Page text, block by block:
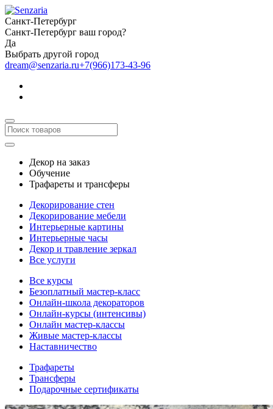
Санкт-Петербург
Санкт-Петербург ваш город?
Да
Выбрать другой город
dream@senzaria.ru+7(966)173-43-96
Декор на заказ
Обучение
Трафареты и трансферы
Декорирование стен
Декорирование мебели
Интерьерные картины
Интерьерные часы
Декор и травление зеркал
Все услуги
Все курсы
Безоплатный мастер-класс
Онлайн-школа декораторов
Онлайн-курсы (интенсивы)
Онлайн мастер-классы
Живые мастер-классы
Наставничество
Трафареты
Трансферы
Подарочные сертификаты